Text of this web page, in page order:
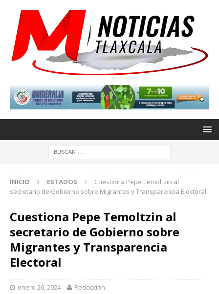
INICIO ESTADOS
Cuestiona Pepe Temoltzin al
secretario de Gobierno sobre Migrantes y Transparencia Electoral
Cuestiona Pepe Temoltzin al
secretario de Gobierno sobre
Migrantes y Transparencia
Electoral
enero 26, 2024 Redacción